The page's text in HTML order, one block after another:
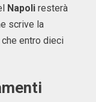
Napoli resterà
scrive la
entro dieci